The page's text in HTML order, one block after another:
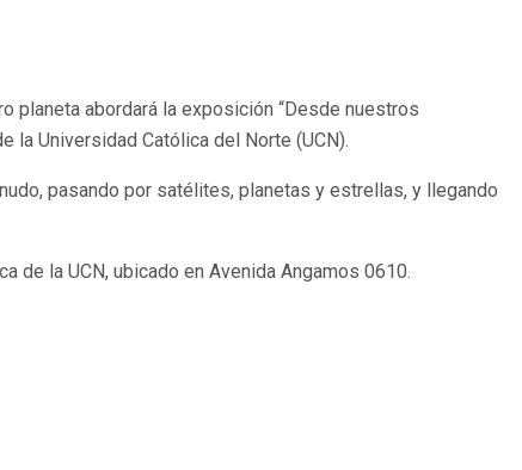
planeta abordará la exposición “Desde nuestros
Universidad Católica del Norte (UCN).
pasando por satélites, planetas y estrellas, y llegando
de la UCN, ubicado en Avenida Angamos 0610.